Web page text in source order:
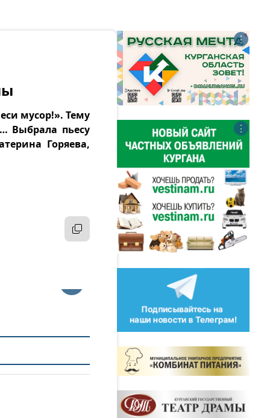
мусор!». Тему
Выбрала пьесу
Горяева,
⋮
⋮